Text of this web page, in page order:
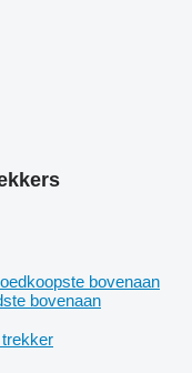
bovenaan
bovenaan